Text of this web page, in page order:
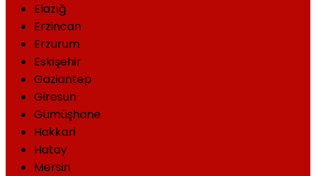
Elazığ
Erzincan
Erzurum
Eskişehir
Gaziantep
Giresun
Gümüşhane
Hakkari
Hatay
Mersin